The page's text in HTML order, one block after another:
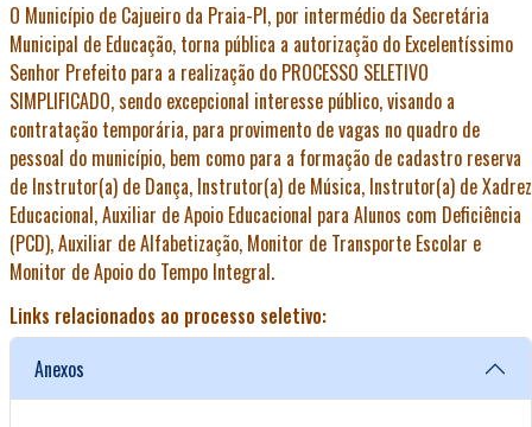
O Município de Cajueiro da Praia-PI, por intermédio da Secretária
Municipal de Educação, torna pública a autorização do Excelentíssimo
Senhor Prefeito para a realização do PROCESSO SELETIVO
SIMPLIFICADO, sendo excepcional interesse público, visando a
contratação temporária, para provimento de vagas no quadro de
pessoal do município, bem como para a formação de cadastro reserva
de Instrutor(a) de Dança, Instrutor(a) de Música, Instrutor(a) de Xadrez
Educacional, Auxiliar de Apoio Educacional para Alunos com Deficiência
(PCD), Auxiliar de Alfabetização, Monitor de Transporte Escolar e
Monitor de Apoio do Tempo Integral.
Links relacionados ao processo seletivo:
Anexos